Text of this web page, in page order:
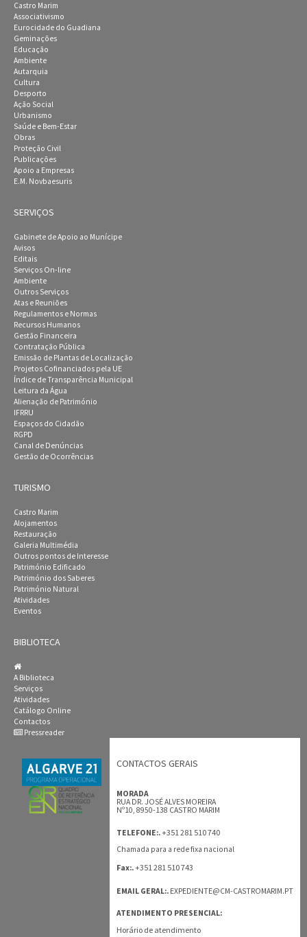
Castro Marim
Associativismo
Eurocidade do Guadiana
Geminações
Educação
Ambiente
Autarquia
Cultura
Desporto
Ação Social
Urbanismo
Saúde e Bem-Estar
Obras
Proteção Civil
Publicações
Apoio a Empresas
E.M. Novbaesuris
SERVIÇOS
Gabinete de Apoio ao Munícipe
Avisos
Editais
Serviços On-line
Ambiente
Outros Serviços
Atas e Reuniões
Regulamentos e Normas
Recursos Humanos
Gestão Financeira
Contratação Pública
Emissão de Plantas de Localização
Projetos Cofinanciados pela UE
Índice de Transparência Municipal
Leitura da Água
Alienação de Património
IFRRU
Espaços do Cidadão
RGPD
Canal de Denúncias
Gestão de Ocorrências
TURISMO
Castro Marim
Alojamentos
Restauração
Galeria Multimédia
Outros pontos de Interesse
Património Edificado
Património dos Saberes
Património Natural
Atividades
Eventos
BIBLIOTECA
A Biblioteca
Serviços
Atividades
Catálogo Online
Contactos
Pressreader
CONTACTOS GERAIS
MORADA
RUA DR. JOSÉ ALVES MOREIRA
Nº10, 8950-138 CASTRO MARIM
TELEFONE:.+351 281 510 740
Chamada para a rede fixa nacional
Fax:.+351 281 510 743
EMAIL GERAL:. EXPEDIENTE@CM-CASTROMARIM.PT
ATENDIMENTO PRESENCIAL:
Horário de atendimento